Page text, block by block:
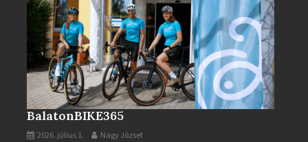
BalatonBIKE365
2026. július 1. Nagy József